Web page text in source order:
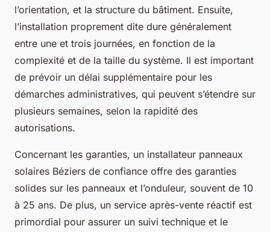
l’orientation, et la structure du bâtiment. Ensuite,
l’installation proprement dite dure généralement
entre une et trois journées, en fonction de la
complexité et de la taille du système. Il est important
de prévoir un délai supplémentaire pour les
démarches administratives, qui peuvent s’étendre sur
plusieurs semaines, selon la rapidité des
autorisations.
Concernant les garanties, un installateur panneaux
solaires Béziers de confiance offre des garanties
solides sur les panneaux et l’onduleur, souvent de 10
à 25 ans. De plus, un service après-vente réactif est
primordial pour assurer un suivi technique et le